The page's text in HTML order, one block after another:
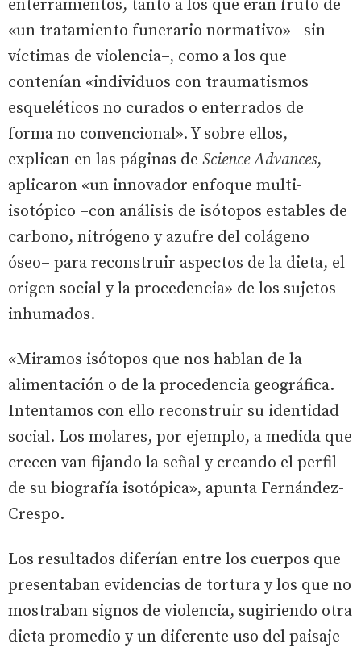
enterramientos, tanto a los que eran fruto de
«un tratamiento funerario normativo» –sin
víctimas de violencia–, como a los que
contenían «individuos con traumatismos
esqueléticos no curados o enterrados de
forma no convencional». Y sobre ellos,
explican en las páginas de Science Advances,
aplicaron «un innovador enfoque multi-
isotópico –con análisis de isótopos estables de
carbono, nitrógeno y azufre del colágeno
óseo– para reconstruir aspectos de la dieta, el
origen social y la procedencia» de los sujetos
inhumados.
«Miramos isótopos que nos hablan de la
alimentación o de la procedencia geográfica.
Intentamos con ello reconstruir su identidad
social. Los molares, por ejemplo, a medida que
crecen van fijando la señal y creando el perfil
de su biografía isotópica», apunta Fernández-
Crespo.
Los resultados diferían entre los cuerpos que
presentaban evidencias de tortura y los que no
mostraban signos de violencia, sugiriendo otra
dieta promedio y un diferente uso del paisaje